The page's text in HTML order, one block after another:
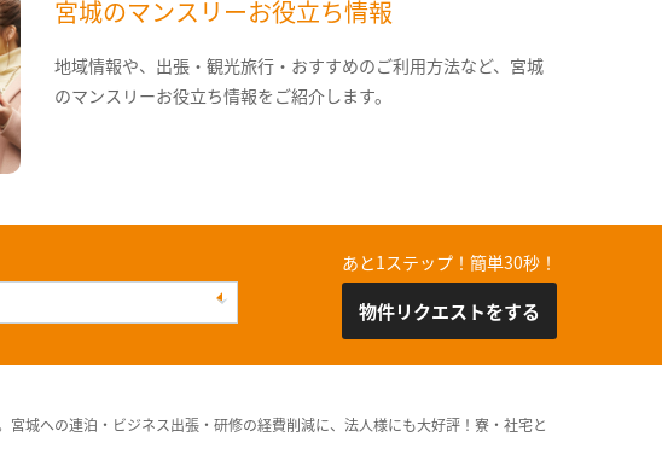
宮城のマンスリーお役立ち情報
地域情報や、出張・観光旅行・おすすめのご利用方法など、宮城
のマンスリーお役立ち情報をご紹介します。
あと1ステップ！簡単30秒！
物件リクエストをする
城への連泊・ビジネス出張・研修の経費削減に、法人様にも大好評！寮・社宅と